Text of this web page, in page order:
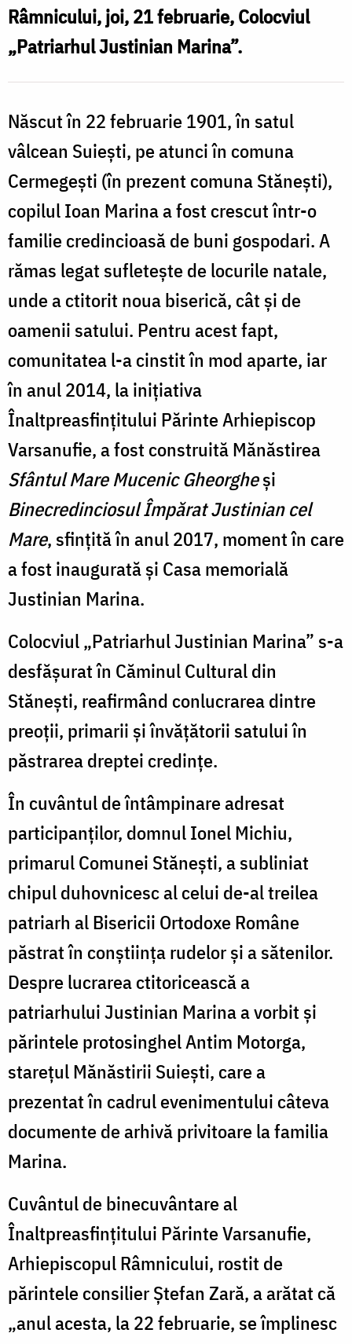
Râmnicului, joi, 21 februarie, Colocviul
„Patriarhul Justinian Marina”.
Născut în 22 februarie 1901, în satul
vâlcean Suieşti, pe atunci în comuna
Cermegeşti (în prezent comuna Stăneşti),
copilul Ioan Marina a fost crescut într-o
familie credincioasă de buni gospodari. A
rămas legat sufletește de locurile natale,
unde a ctitorit noua biserică, cât și de
oamenii satului. Pentru acest fapt,
comunitatea l-a cinstit în mod aparte, iar
în anul 2014, la inițiativa
Înaltpreasfințitului Părinte Arhiepiscop
Varsanufie, a fost construită Mănăstirea
Sfântul Mare Mucenic Gheorgheși
Binecredinciosul Împărat Justinian cel
Mare, sfințită în anul 2017, moment în care
a fost inaugurată și Casa memorială
Justinian Marina.
Colocviul „Patriarhul Justinian Marina” s-a
desfășurat în Căminul Cultural din
Stănești, reafirmând conlucrarea dintre
preoții, primarii și învățătorii satului în
păstrarea dreptei credințe.
În cuvântul de întâmpinare adresat
participanților, domnul Ionel Michiu,
primarul Comunei Stănești, a subliniat
chipul duhovnicesc al celui de-al treilea
patriarh al Bisericii Ortodoxe Române
păstrat în conștiința rudelor și a sătenilor.
Despre lucrarea ctitoricească a
patriarhului Justinian Marina a vorbit și
părintele protosinghel Antim Motorga,
starețul Mănăstirii Suiești, care a
prezentat în cadrul evenimentului câteva
documente de arhivă privitoare la familia
Marina.
Cuvântul de binecuvântare al
Înaltpreasfințitului Părinte Varsanufie,
Arhiepiscopul Râmnicului, rostit de
părintele consilier Ștefan Zară, a arătat că
„anul acesta, la 22 februarie, se împlinesc